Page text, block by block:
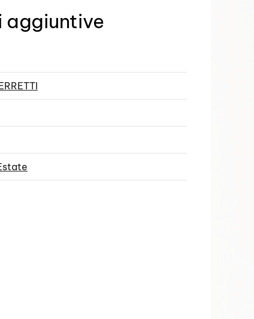
aggiuntive